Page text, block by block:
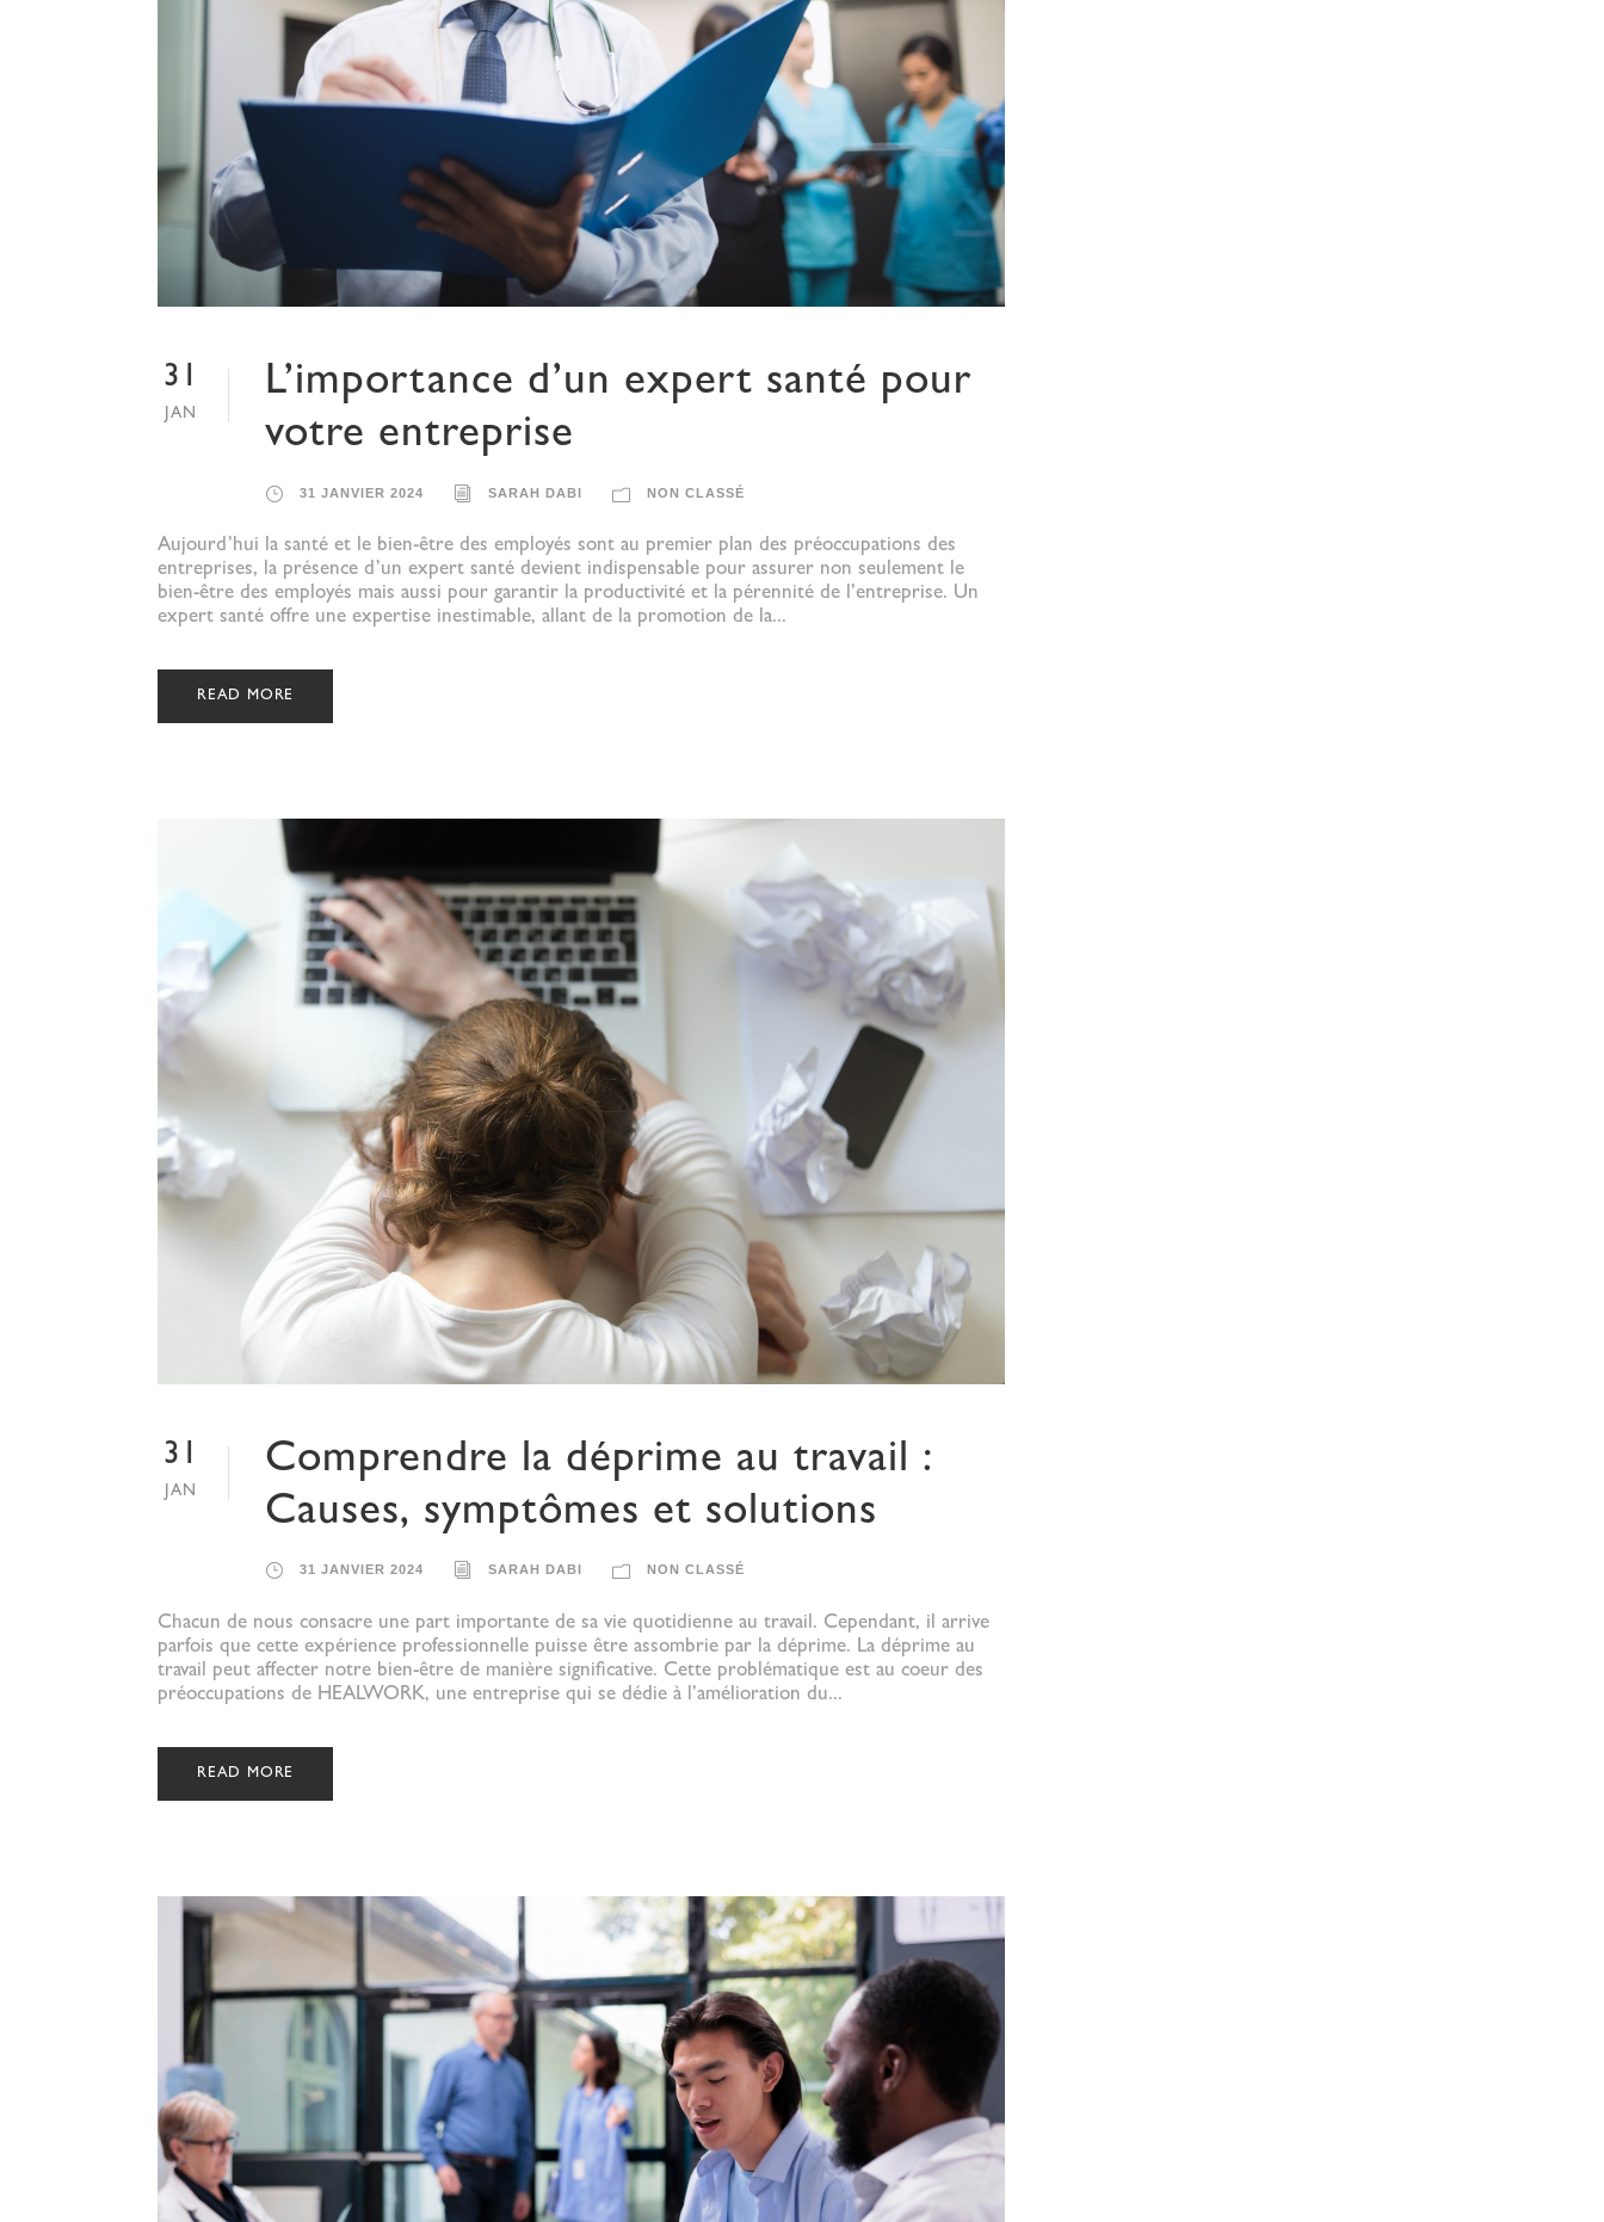
31
JAN
L’importance d’un expert santé pour
votre entreprise
31 JANVIER 2024 SARAH DABI NON CLASSÉ
Aujourd’hui la santé et le bien-être des employés sont au premier plan des préoccupations des
entreprises, la présence d’un expert santé devient indispensable pour assurer non seulement le
bien-être des employés mais aussi pour garantir la productivité et la pérennité de l’entreprise. Un
expert santé offre une expertise inestimable, allant de la promotion de la...
READ MORE
31
JAN
Comprendre la déprime au travail :
Causes, symptômes et solutions
31 JANVIER 2024 SARAH DABI NON CLASSÉ
Chacun de nous consacre une part importante de sa vie quotidienne au travail. Cependant, il arrive
parfois que cette expérience professionnelle puisse être assombrie par la déprime. La déprime au
travail peut affecter notre bien-être de manière significative. Cette problématique est au coeur des
préoccupations de HEALWORK, une entreprise qui se dédie à l’amélioration du...
READ MORE